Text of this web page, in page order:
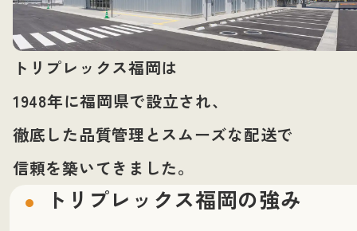
トリプレックス福岡は
1948年に福岡県で設立され、
徹底した品質管理とスムーズな配送で
信頼を築いてきました。
トリプレックス福岡の強み